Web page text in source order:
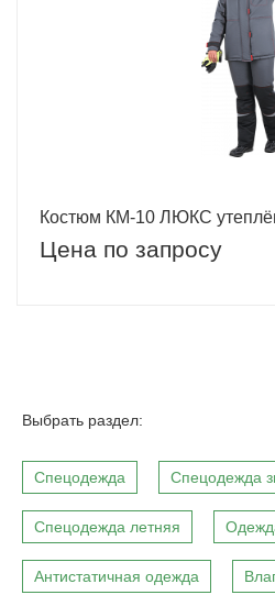
Костюм КМ-10 ЛЮКС
Цена по запросу
Выбрать раздел:
Спецодежда Спецодежда
Спецодежда летняя
Антистатичная одежда